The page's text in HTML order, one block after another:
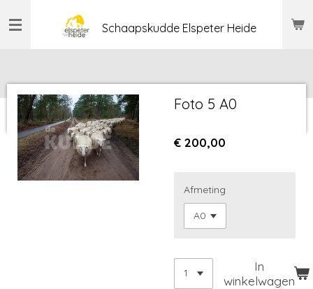
direct
Schaapskudde Elspeter Heide
Foto 5 A0
€ 200,00
Afmeting
In
winkelwagen